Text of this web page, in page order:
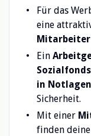
Für das
eine
Mitarbeiter
Ein
Sozialfonds
in Notlagen
Sicherheit.
Mit einer
finden